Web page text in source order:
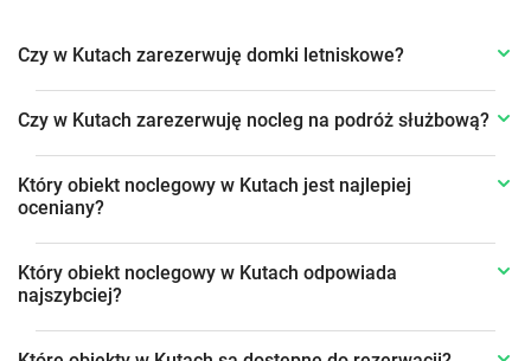
Czy w Kutach zarezerwuję domki letniskowe?
Czy w Kutach zarezerwuję nocleg na podróż służbową?
Który obiekt noclegowy w Kutach jest najlepiej
oceniany?
Który obiekt noclegowy w Kutach odpowiada
najszybciej?